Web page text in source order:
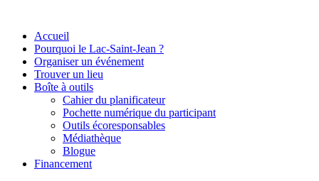
contenuAccueil
Pourquoi le Lac-Saint-Jean ?
Organiser un événement
Trouver un lieu
Boîte à outils
Cahier du planificateur
Pochette numérique du participant
Outils écoresponsables
Médiathèque
Blogue
Financement